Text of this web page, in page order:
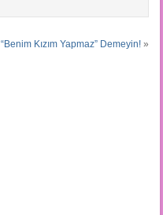
“Benim Kızım Yapmaz” Demeyin! »